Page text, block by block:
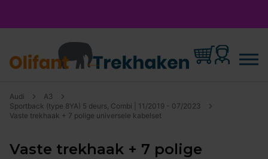
Audi
A3
Sportback (type 8YA) 5 deurs, Combi | 11/2019 - 07/2023
Vaste trekhaak + 7 polige universele kabelset
Vaste trekhaak + 7 polige